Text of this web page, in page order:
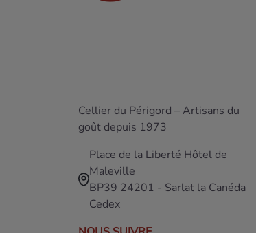
Cellier du Périgord – Artisans du
goût depuis 1973
Place de la Liberté Hôtel de
Maleville
BP39 24201 - Sarlat la Canéda
Cedex